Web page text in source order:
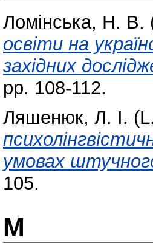
Ломінська, Н. В.
освіти на
західних
pp. 108-112.
Ляшенюк, Л. І.
умовах штучного
105.
М